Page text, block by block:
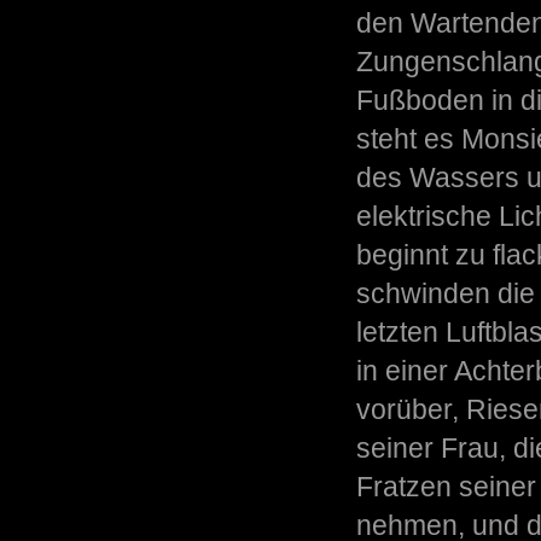
den
Fußboden in
steht es
des Wassers
elektrische
beginnt zu
schwinden
letzten
in einer
vorüber,
seiner Frau,
Fratzen
nehmen, und